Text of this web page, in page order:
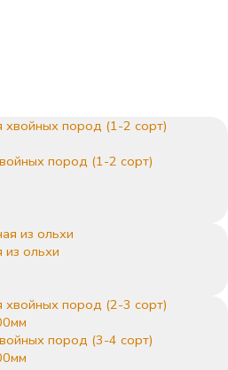
пород (1-2 сорт)
ольхи
пород (3-4 сорт)